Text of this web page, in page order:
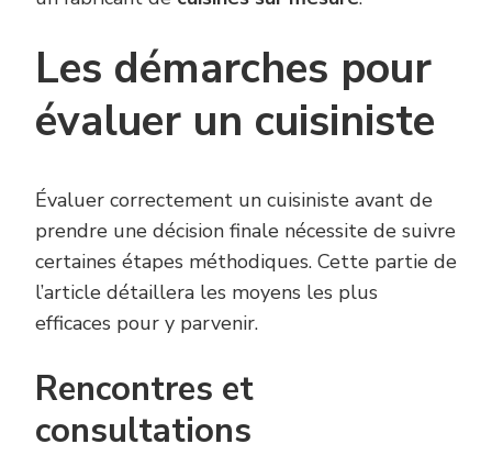
Les démarches pour
évaluer un cuisiniste
Évaluer correctement un cuisiniste avant de
prendre une décision finale nécessite de suivre
certaines étapes méthodiques. Cette partie de
l’article détaillera les moyens les plus
efficaces pour y parvenir.
Rencontres et
consultations